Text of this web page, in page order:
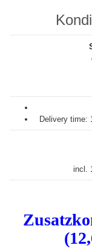
Delivery time:
incl.